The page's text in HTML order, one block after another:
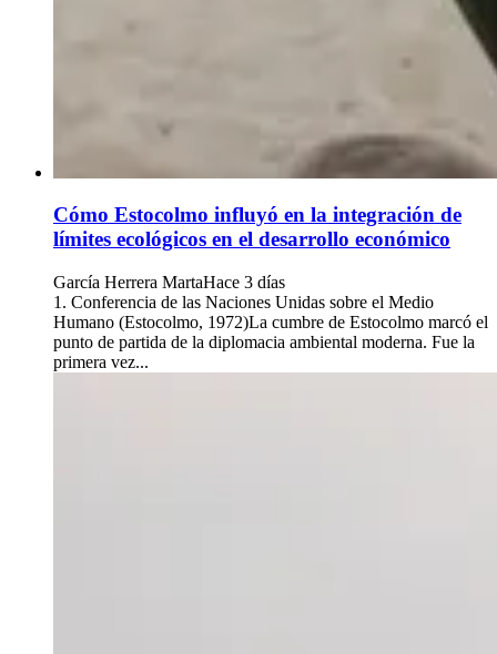
Cómo Estocolmo influyó en la integración de
límites ecológicos en el desarrollo económico
García Herrera MartaHace 3 días
1. Conferencia de las Naciones Unidas sobre el Medio
Humano (Estocolmo, 1972)La cumbre de Estocolmo marcó el
punto de partida de la diplomacia ambiental moderna. Fue la
primera vez...